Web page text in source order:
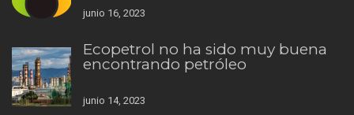
junio 16, 2023
Ecopetrol no ha sido muy buena
encontrando petróleo
junio 14, 2023